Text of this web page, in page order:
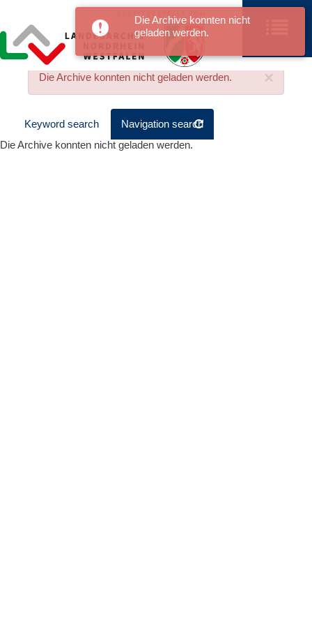
Die Archive konnten nicht
geladen werden.
Die Archive konnten nicht geladen werden. ×
Keyword search
Navigation search
Die Archive konnten nicht geladen werden.